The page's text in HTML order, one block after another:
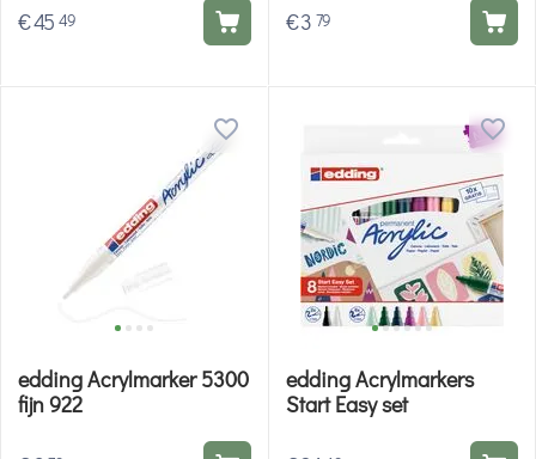
€45 49 €3 79
edding Acrylmarker 5300
fijn 922
edding Acrylmarkers
Start Easy set